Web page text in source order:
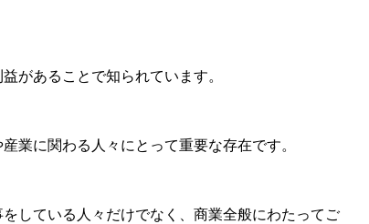
があることで知られています。
業に関わる人々にとって重要な存在です。
している人々だけでなく、商業全般にわたってご